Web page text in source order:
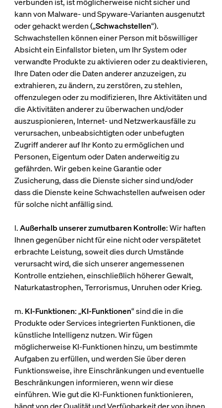
kann von Malware- und Spyware-Varianten ausgenutzt
oder gehackt werden („Schwachstellen“).
Schwachstellen können einer Person mit böswilliger
Absicht ein Einfallstor bieten, um Ihr System oder
verwandte Produkte zu aktivieren oder zu deaktivieren,
Ihre Daten oder die Daten anderer anzuzeigen, zu
extrahieren, zu ändern, zu zerstören, zu stehlen,
offenzulegen oder zu modifizieren, Ihre Aktivitäten und
die Aktivitäten anderer zu überwachen und/oder
auszuspionieren, Internet- und Netzwerkausfälle zu
verursachen, unbeabsichtigten oder unbefugten
Zugriff anderer auf Ihr Konto zu ermöglichen und
Personen, Eigentum oder Daten anderweitig zu
gefährden. Wir geben keine Garantie oder
Zusicherung, dass die Dienste sicher sind und/oder
dass die Dienste keine Schwachstellen aufweisen oder
für solche nicht anfällig sind.
l.Außerhalb unserer zumutbaren Kontrolle: Wir haften
Ihnen gegenüber nicht für eine nicht oder verspätetet
erbrachte Leistung, soweit dies durch Umstände
verursacht wird, die sich unserer angemessenen
Kontrolle entziehen, einschließlich höherer Gewalt,
Naturkatastrophen, Terrorismus, Unruhen oder Krieg.
m. KI-Funktionen: „KI-Funktionen“ sind die in die
Produkte oder Services integrierten Funktionen, die
künstliche Intelligenz nutzen. Wir fügen
möglicherweise KI-Funktionen hinzu, um bestimmte
Aufgaben zu erfüllen, und werden Sie über deren
Funktionsweise, ihre Einschränkungen und eventuelle
Beschränkungen informieren, wenn wir diese
einführen. Wie gut die KI-Funktionen funktionieren,